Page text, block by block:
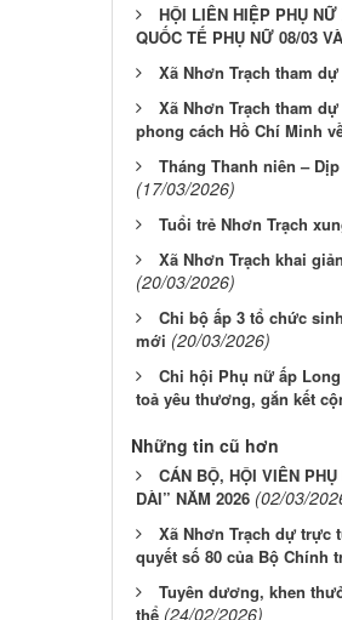
HỘI LIÊN HIỆP PHỤ
QUỐC TẾ PHỤ NỮ 08/03
Xã Nhơn Trạch tham
Xã Nhơn Trạch tham
phong cách Hồ Chí Minh
Tháng Thanh niên –
(17/03/2026)
Tuổi trẻ Nhơn Trạch
Xã Nhơn Trạch khai
(20/03/2026)
Chi bộ ấp 3 tổ chức
mới (20/03/2026)
Chi hội Phụ nữ ấp
toả yêu thương, gắn kết
Những tin cũ hơn
CÁN BỘ, HỘI VIÊN
DÀI” NĂM 2026 (02/03/
Xã Nhơn Trạch dự trực
quyết số 80 của Bộ Chính
Tuyên dương, khen
thể (24/02/2026)